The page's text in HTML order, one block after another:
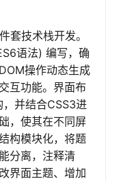
套技术栈开发。
语法) 编写，确
操作动态生成
互功能。界面布
并结合CSS3进
，使其在不同屏
构模块化，将题
分离，注释清
界面主题、增加